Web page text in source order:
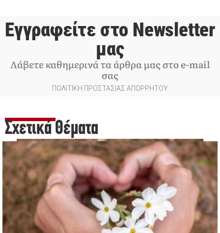
Εγγραφείτε στο Newsletter
μας
Λάβετε καθημερινά τα άρθρα μας στο e-mail
σας
ΠΟΛΙΤΙΚΗ ΠΡΟΣΤΑΣΙΑΣ ΑΠΟΡΡΗΤΟΥ
Σχετικά Θέματα